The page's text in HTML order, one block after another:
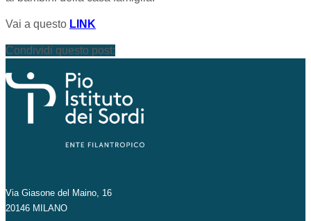
Vai a questo LINK
Condividi questo post:
Via Giasone del Maino, 16
20146 MILANO